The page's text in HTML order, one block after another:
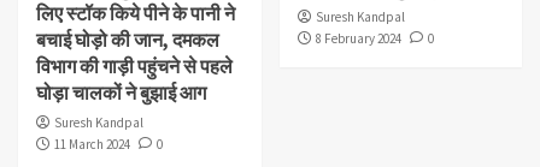
लिए स्टॉक किये पीने के पानी ने
बचाई घोड़ो की जान, दमकल
विभाग की गाड़ी पहुंचने से पहले
घोड़ा चालकों ने बुझाई आग
Suresh Kandpal
11 March 2024
0
Suresh Kandpal
8 February 2024
0